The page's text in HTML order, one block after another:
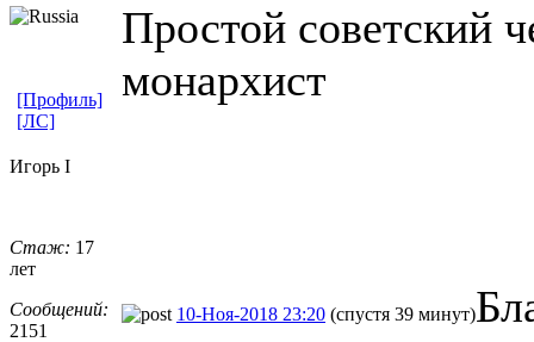
Простой советский
монархист
[Профиль]
[ЛС]
Игорь I
Стаж: 17
лет
Сообщений:
2151
10-Ноя-2018 23:20 (спустя 39 минут)